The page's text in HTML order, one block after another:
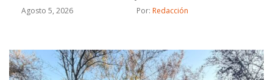
Agosto 5, 2026 Por: Redacción